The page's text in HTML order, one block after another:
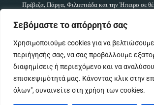
Σεβόμαστε το απόρρητό σας
Χρησιμοποιούμε cookies για να
περιήγησής σας, να σας προβάλλουμε
διαφημίσεις ή περιεχόμενο και να
επισκεψιμότητά μας. Κάνοντας κλικ στην
όλων", συναινείτε στη χρήση των cookies.
Πρέβεζα, Πάργα, Φιλιππιάδα και την Ήπειρο σε
© Copyright - IPreveza.gr
Home
Κοινωνία Ήπειρος Πολιτική
Πολιτισμός
Διαφημίσεις-Αγγελίες